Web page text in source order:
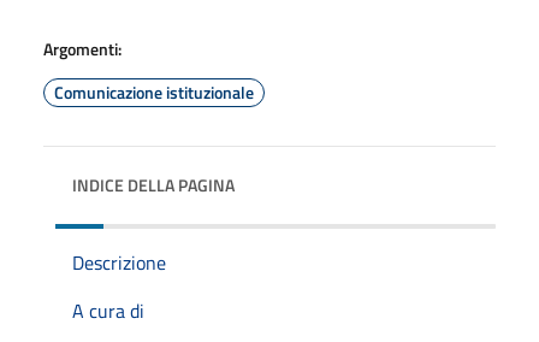
Argomenti:
Comunicazione istituzionale
INDICE DELLA PAGINA
Descrizione
A cura di